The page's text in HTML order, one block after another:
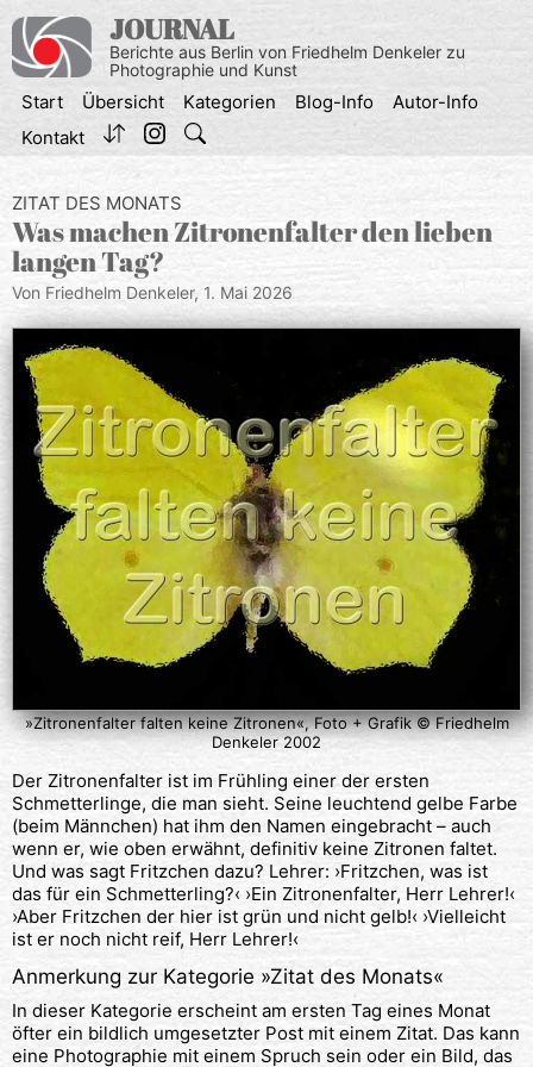
Inhalt
springen
JOURNAL
Berichte aus Berlin von Friedhelm Denkeler zu
Photographie und Kunst
Start Übersicht Kategorien Blog-Info
Autor-Info
Kontakt
ZITAT DES MONATS
Was machen Zitronenfalter den lieben
langen Tag?
Von Friedhelm Denkeler, 1. Mai 2026
»Zitronenfalter falten keine Zitronen«, Foto + Grafik © Friedhelm
Denkeler 2002
Der Zitronenfalter ist im Frühling einer der ersten
Schmetterlinge, die man sieht. Seine leuchtend gelbe Farbe
(beim Männchen) hat ihm den Namen eingebracht – auch
wenn er, wie oben erwähnt, definitiv keine Zitronen faltet.
Und was sagt Fritzchen dazu? Lehrer: ›Fritzchen, was ist
das für ein Schmetterling?‹ ›Ein Zitronenfalter, Herr Lehrer!‹
›Aber Fritzchen der hier ist grün und nicht gelb!‹ ›Vielleicht
ist er noch nicht reif, Herr Lehrer!‹
Anmerkung zur Kategorie »Zitat des Monats«
In dieser Kategorie erscheint am ersten Tag eines Monat
öfter ein bildlich umgesetzter Post mit einem Zitat. Das kann
eine Photographie mit einem Spruch sein oder ein Bild, das